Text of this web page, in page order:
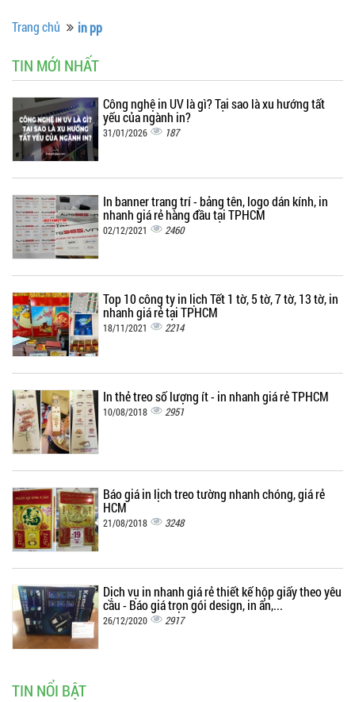
Trang chủ in pp
TIN MỚI NHẤT
Công nghệ in UV là gì? Tại sao là xu hướng tất
yếu của ngành in?
31/01/2026 187
In banner trang trí - bảng tên, logo dán kính, in
nhanh giá rẻ hàng đầu tại TPHCM
02/12/2021 2460
Top 10 công ty in lịch Tết 1 tờ, 5 tờ, 7 tờ, 13 tờ, in
nhanh giá rẻ tại TPHCM
18/11/2021 2214
In thẻ treo số lượng ít - in nhanh giá rẻ TPHCM
10/08/2018 2951
Báo giá in lịch treo tường nhanh chóng, giá rẻ
HCM
21/08/2018 3248
Dịch vụ in nhanh giá rẻ thiết kế hộp giấy theo yêu
cầu - Báo giá trọn gói design, in ấn,...
26/12/2020 2917
TIN NỔI BẬT